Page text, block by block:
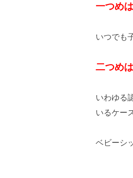
一つめ
いつでも
二つめ
いわゆる
いるケー
ベビーシ